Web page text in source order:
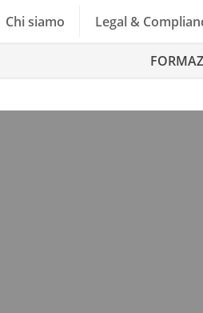
Chi siamo Legal &